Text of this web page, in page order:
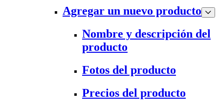
Agregar un nuevo producto
Nombre y descripción del
producto
Fotos del producto
Precios del producto